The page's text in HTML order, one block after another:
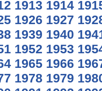
1913 1914
1926 1927
1939 1940
1952 1953
1965 1966
1978 1979